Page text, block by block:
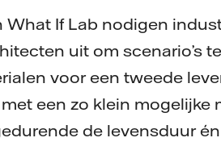
What If Lab nodigen
uit om scenario’s
voor een tweede
een zo klein mogelijke
de levensduur